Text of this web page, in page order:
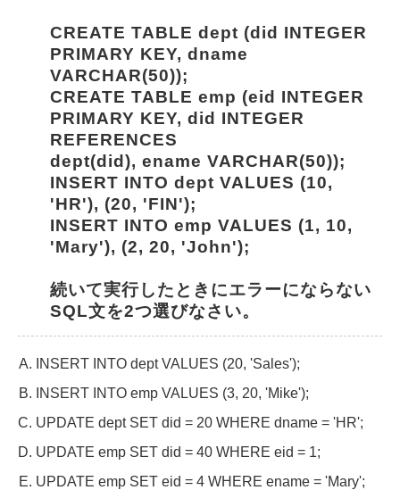
CREATE TABLE dept (did INTEGER
PRIMARY KEY, dname
VARCHAR(50));
CREATE TABLE emp (eid INTEGER
PRIMARY KEY, did INTEGER
REFERENCES
dept(did), ename VARCHAR(50));
INSERT INTO dept VALUES (10,
'HR'), (20, 'FIN');
INSERT INTO emp VALUES (1, 10,
'Mary'), (2, 20, 'John');
続いて実行したときにエラーにならない
SQL文を2つ選びなさい。
INSERT INTO dept VALUES (20, 'Sales');
INSERT INTO emp VALUES (3, 20, 'Mike');
UPDATE dept SET did = 20 WHERE dname = 'HR';
UPDATE emp SET did = 40 WHERE eid = 1;
UPDATE emp SET eid = 4 WHERE ename = 'Mary';